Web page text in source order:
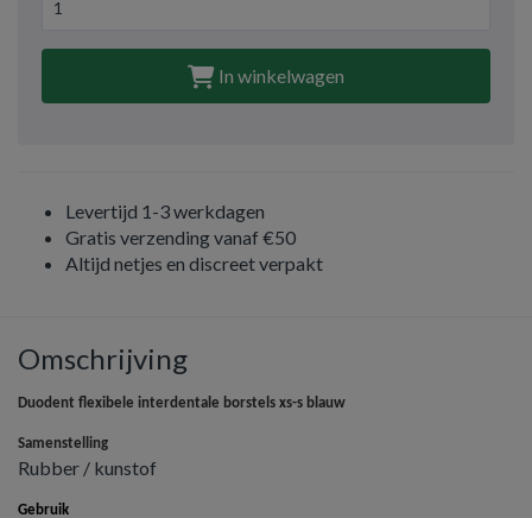
In winkelwagen
Levertijd 1-3 werkdagen
Gratis verzending vanaf €50
Altijd netjes en discreet verpakt
Omschrijving
Duodent flexibele interdentale borstels xs-s blauw
Samenstelling
Rubber / kunstof
Gebruik